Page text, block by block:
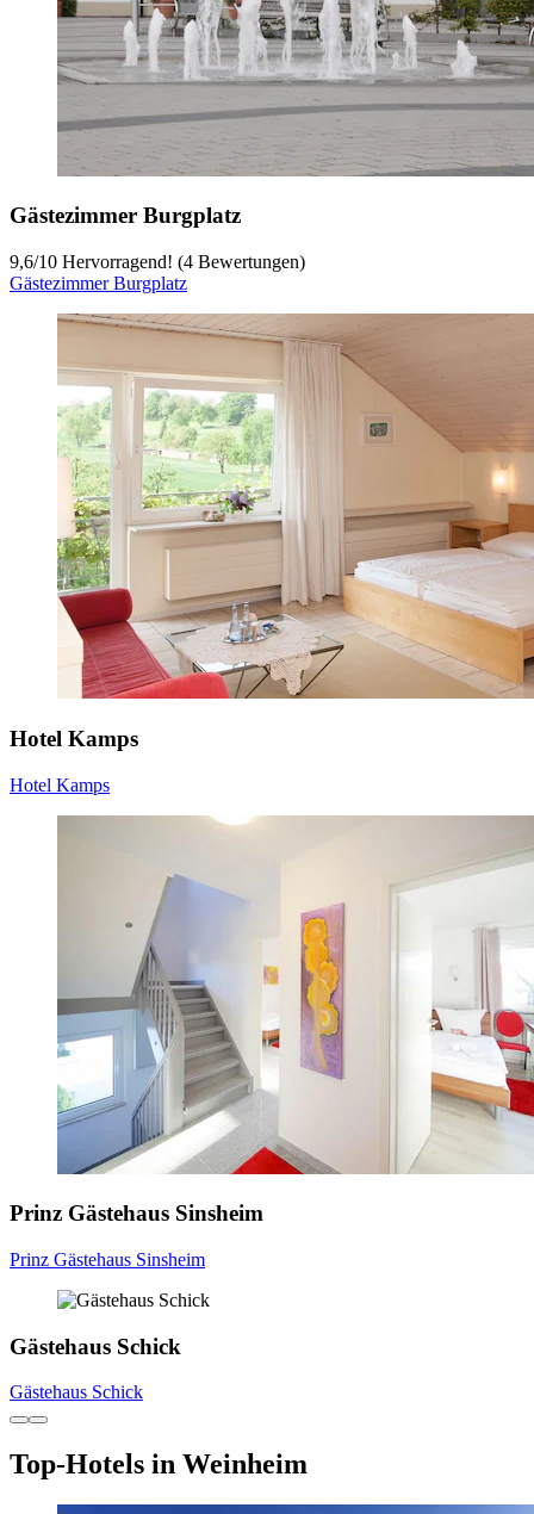
Gästezimmer Burgplatz
9,6/10 Hervorragend! (4 Bewertungen)
Gästezimmer Burgplatz
Hotel Kamps
Hotel Kamps
Prinz Gästehaus Sinsheim
Prinz Gästehaus Sinsheim
Gästehaus Schick
Gästehaus Schick
Top-Hotels in Weinheim